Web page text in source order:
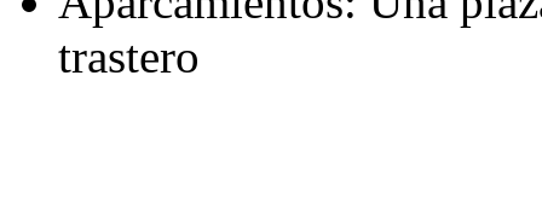
trastero